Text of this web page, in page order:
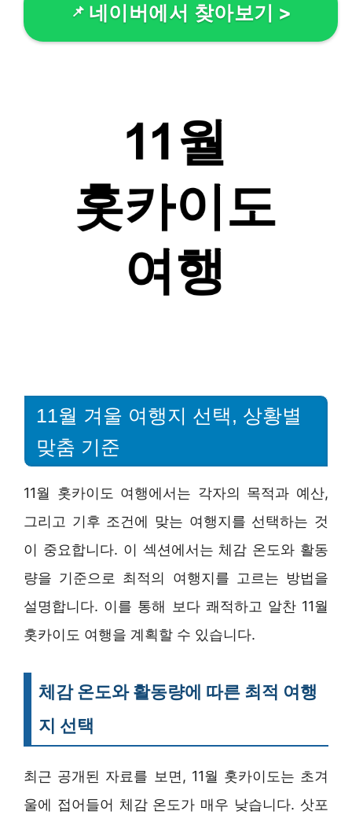
네이버에서 찾아보기 >
11월 겨울 여행지 선택, 상황별
맞춤 기준
11월 홋카이도 여행에서는 각자의 목적과 예산,
그리고 기후 조건에 맞는 여행지를 선택하는 것
이 중요합니다. 이 섹션에서는 체감 온도와 활동
량을 기준으로 최적의 여행지를 고르는 방법을
설명합니다. 이를 통해 보다 쾌적하고 알찬 11월
홋카이도 여행을 계획할 수 있습니다.
체감 온도와 활동량에 따른 최적 여행
지 선택
최근 공개된 자료를 보면, 11월 홋카이도는 초겨
울에 접어들어 체감 온도가 매우 낮습니다. 삿포